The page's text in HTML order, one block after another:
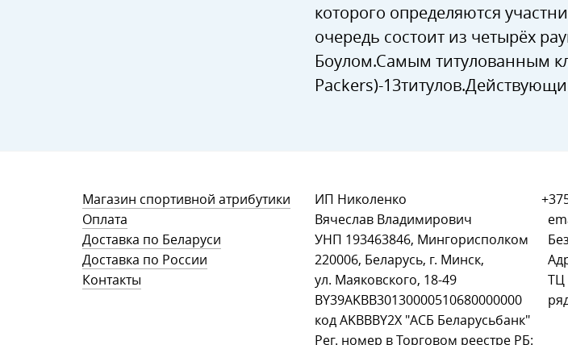
которого определяются
очередь состоит из четырёх
Боулом.Самым титулованным
Packers)-
Магазин спортивной атрибутики
Оплата
Доставка по Беларуси
Доставка по России
Контакты
ИП Николенко
Вячеслав Владимирович
УНП ‎193463846, Мингорисполком
220006, Беларусь, г. Минск,
ул. Маяковского, 18-49
BY39AKBB30130000510680000000
код AKBBBY2X "АСБ Беларусьбанк"
Рег. номер в Торговом реестре РБ:
ТЦ